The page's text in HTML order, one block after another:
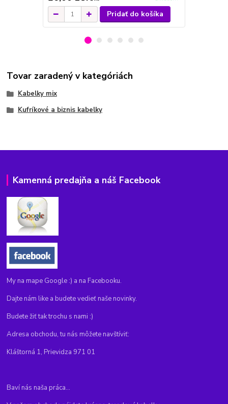
Pridať do košíka
Tovar zaradený v kategóriách
Kabelky mix
Kufríkové a biznis kabelky
Kamenná predajňa a náš Facebook
My na mape Google :) a na Facebooku.
Dajte nám like a budete vedieť naše novinky.
Budete žiť tak trochu s nami :)
Adresa obchodu, tu nás môžete navštíviť:
Kláštorná 1, Prievidza 971 01
Baví nás naša práca...